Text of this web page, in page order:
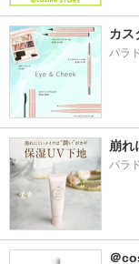
カス
パラ
崩れ
パラ
＠